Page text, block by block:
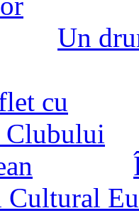
Un